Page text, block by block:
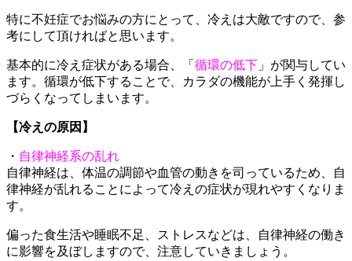
特に不妊症でお悩みの方にとって、冷えは大敵ですので、参
考にして頂ければと思います。
基本的に冷え症状がある場合、「 循環の低下 」が関与してい
ます。循環が低下することで、カラダの機能が上手く発揮し
づらくなってしまいます。
【冷えの原因】
・ 自律神経系の乱れ
自律神経は、体温の調節や血管の動きを司っているため、自
律神経が乱れることによって冷えの症状が現れやすくなりま
す。
偏った食生活や睡眠不足、ストレスなどは、自律神経の働き
に影響を及ぼしますので、注意していきましょう。